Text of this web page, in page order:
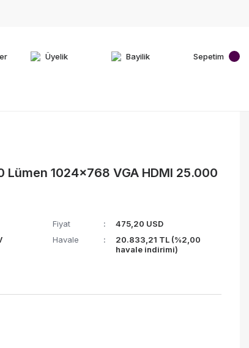
Üyelik Bayilik Sepetim
Lümen 1024x768 VGA HDMI 25.000
Fiyat
475,20 USD
Havale
20.833,21 TL (%2,00
havale indirimi)